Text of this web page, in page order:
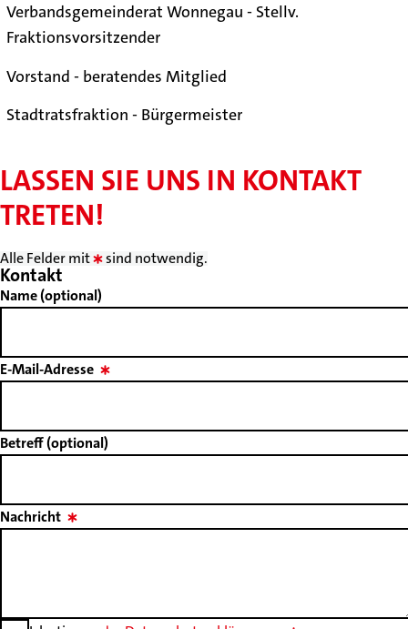
Verbandsgemeinderat Wonnegau - Stellv.
Fraktionsvorsitzender
Vorstand - beratendes Mitglied
Stadtratsfraktion - Bürgermeister
LASSEN SIE UNS IN KONTAKT
TRETEN!
Alle Felder mit sind notwendig.
Kontakt
Name (optional)
E-Mail-Adresse
Betreff (optional)
Nachricht